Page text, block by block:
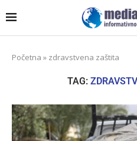
Početna » zdravstvena zaštita
TAG: